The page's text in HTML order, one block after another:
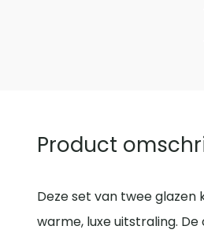
Product
Deze set van twee
warme, luxe uitstraling.